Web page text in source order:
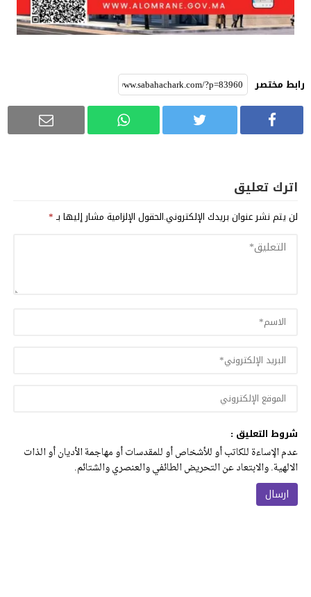
رابط مختصر
اترك تعليق
لن يتم نشر عنوان بريدك الإلكتروني.الحقول الإلزامية مشار إليها بـ*
شروط التعليق :
عدم الإساءة للكاتب أو للأشخاص أو للمقدسات أو مهاجمة الأديان أو الذات
الالهية. والابتعاد عن التحريض الطائفي والعنصري والشتائم.